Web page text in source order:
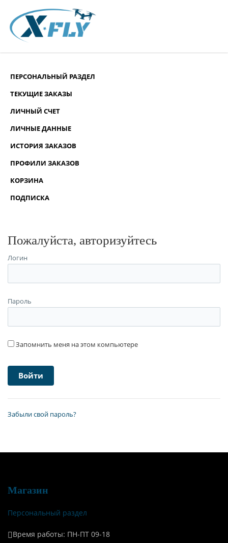
ПЕРСОНАЛЬНЫЙ РАЗДЕЛ
ТЕКУЩИЕ ЗАКАЗЫ
ЛИЧНЫЙ СЧЕТ
ЛИЧНЫЕ ДАННЫЕ
ИСТОРИЯ ЗАКАЗОВ
ПРОФИЛИ ЗАКАЗОВ
КОРЗИНА
ПОДПИСКА
Пожалуйста, авторизуйтесь
Логин
Пароль
Запомнить меня на этом компьютере
Забыли свой пароль?
Магазин
Персональный раздел
Время работы: ПН-ПТ 09-18